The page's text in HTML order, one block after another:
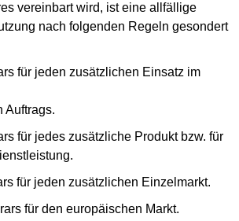
vereinbart wird, ist eine allfällige
nach folgenden Regeln gesondert
für jeden zusätzlichen Einsatz im
Auftrags.
für jedes zusätzliche Produkt bzw. für
für jeden zusätzlichen Einzelmarkt.
für den europäischen Markt.